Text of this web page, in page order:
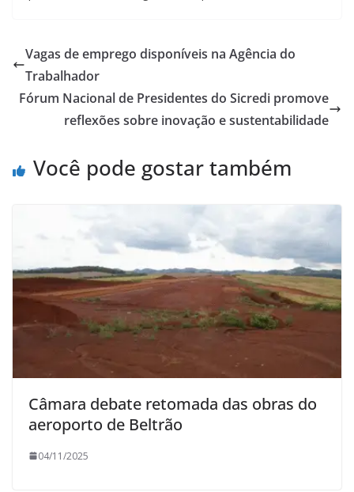
Vagas de emprego disponíveis na Agência do
Trabalhador
Fórum Nacional de Presidentes do Sicredi promove
reflexões sobre inovação e sustentabilidade
Você pode gostar também
Câmara debate retomada das obras do
aeroporto de Beltrão
04/11/2025